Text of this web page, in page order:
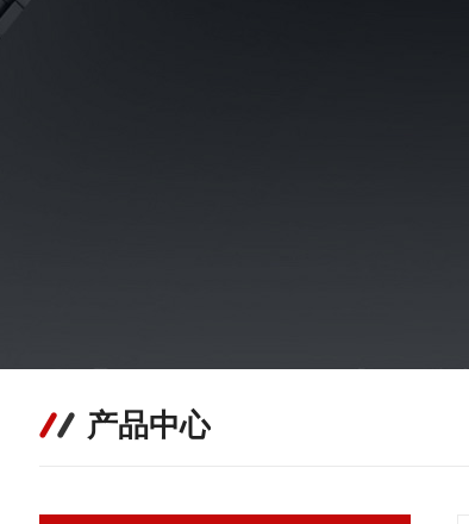
产品中心